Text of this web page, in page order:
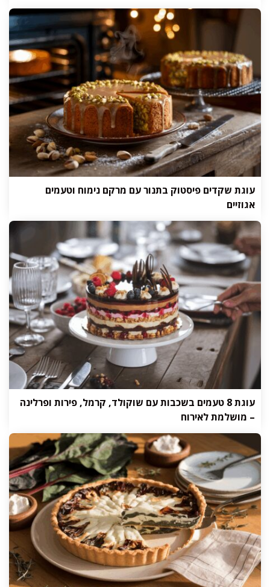
עוגת שקדים פיסטוק בתנור עם מרקם נימוח וטעמים
אגוזיים
עוגת 8 טעמים בשכבות עם שוקולד, קרמל, פירות ופרלינה
– מושלמת לאירוח